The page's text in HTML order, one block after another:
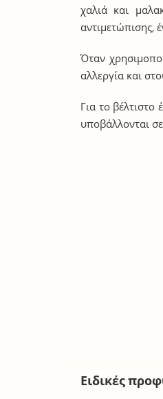
χαλιά και
αντιμετώπισης,
Όταν
αλλεργία και
Για το βέλτιστο
υποβάλλονται
Ειδικές